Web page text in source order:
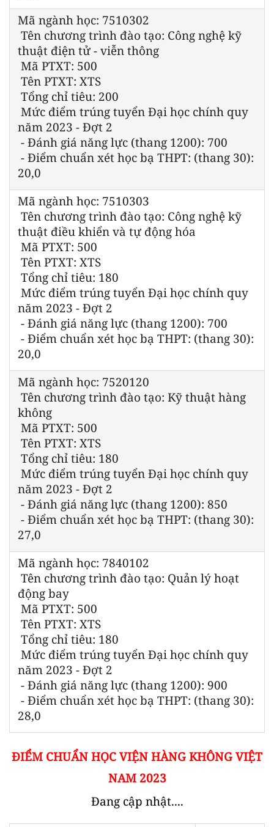
Mã ngành học: 7510302
Tên chương trình đào tạo: Công nghệ kỹ
thuật điện tử - viễn thông
Mã PTXT: 500
Tên PTXT: XTS
Tổng chỉ tiêu: 200
Mức điểm trúng tuyển Đại học chính quy
năm 2023 - Đợt 2
- Đánh giá năng lực (thang 1200): 700
- Điểm chuẩn xét học bạ THPT: (thang 30):
20,0
Mã ngành học: 7510303
Tên chương trình đào tạo: Công nghệ kỹ
thuật điều khiển và tự động hóa
Mã PTXT: 500
Tên PTXT: XTS
Tổng chỉ tiêu: 180
Mức điểm trúng tuyển Đại học chính quy
năm 2023 - Đợt 2
- Đánh giá năng lực (thang 1200): 700
- Điểm chuẩn xét học bạ THPT: (thang 30):
20,0
Mã ngành học: 7520120
Tên chương trình đào tạo: Kỹ thuật hàng
không
Mã PTXT: 500
Tên PTXT: XTS
Tổng chỉ tiêu: 180
Mức điểm trúng tuyển Đại học chính quy
năm 2023 - Đợt 2
- Đánh giá năng lực (thang 1200): 850
- Điểm chuẩn xét học bạ THPT: (thang 30):
27,0
Mã ngành học: 7840102
Tên chương trình đào tạo: Quản lý hoạt
động bay
Mã PTXT: 500
Tên PTXT: XTS
Tổng chỉ tiêu: 180
Mức điểm trúng tuyển Đại học chính quy
năm 2023 - Đợt 2
- Đánh giá năng lực (thang 1200): 900
- Điểm chuẩn xét học bạ THPT: (thang 30):
28,0
ĐIỂM CHUẨN HỌC VIỆN HÀNG KHÔNG VIỆT
NAM 2023
Đang cập nhật....